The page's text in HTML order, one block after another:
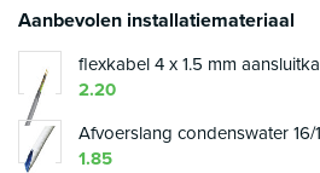
Aanbevolen installatiemateriaal
flexkabel 4 x 1.5 mm
2.20
Afvoerslang condenswater 16/
1.85